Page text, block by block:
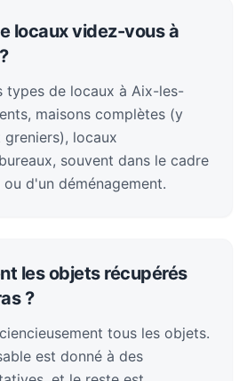
locaux videz-vous à
types de locaux à Aix-les-
maisons complètes (y
locaux
souvent dans le cadre
d'un déménagement.
les objets récupérés
?
tous les objets.
est donné à des